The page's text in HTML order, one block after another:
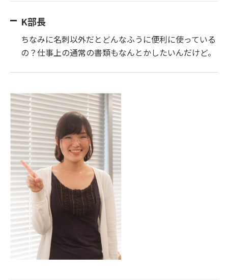
K部長
ちなみに名刺以外だとどんなふうに便利に使っている
の？仕事上の通常の書類もなんとかしたいんだけど。